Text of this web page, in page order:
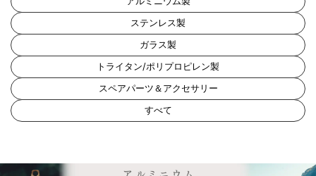
ステンレス製
ガラス製
トライタン/ポリプロピレン製
スペアパーツ＆アクセサリー
すべて